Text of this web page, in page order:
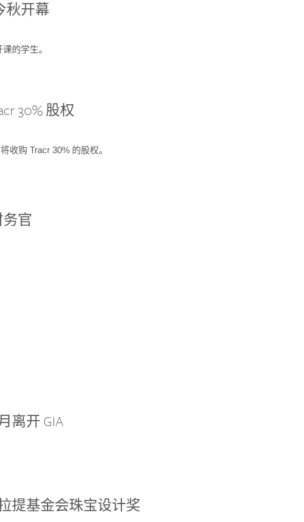
秋开幕
的学生。
30% 股权
收购 Tracr 30% 的股权。
务官
离开 GIA
提基金会珠宝设计奖